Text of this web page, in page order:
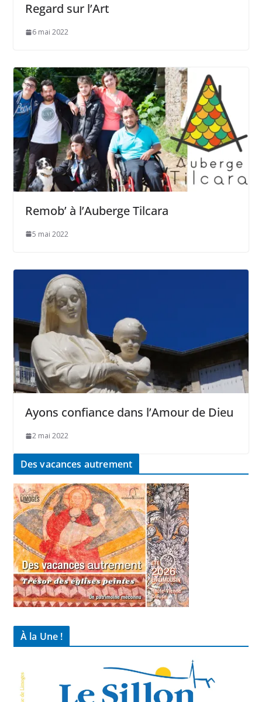
Regard sur l’Art
6 mai 2022
Remob’ à l’Auberge Tilcara
5 mai 2022
Ayons confiance dans l’Amour de Dieu
2 mai 2022
Des vacances autrement
À la Une !